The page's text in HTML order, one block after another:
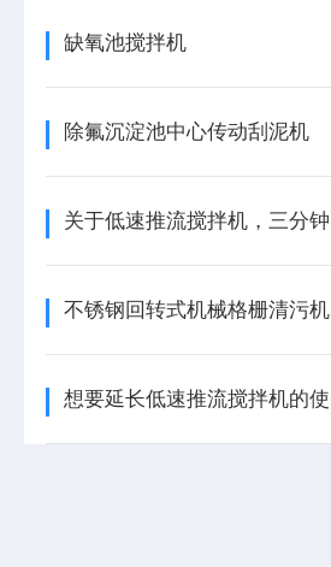
缺氧池搅拌机
除氟沉淀池中心传动刮泥机